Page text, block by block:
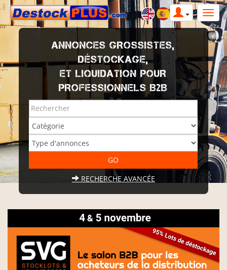
ANNONCES GROSSISTES,
DÉSTOCKAGE,
ET LIQUIDATION POUR
PROFESSIONNELS B2B
RECHERCHE AVANCÉE